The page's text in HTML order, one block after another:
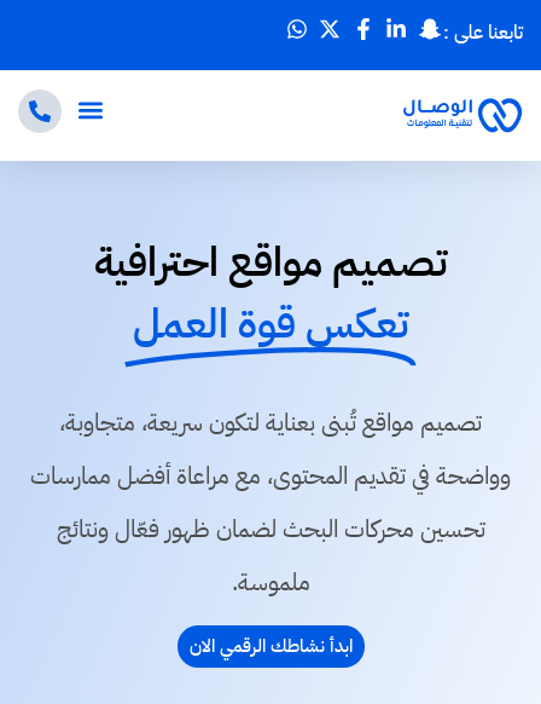
تابعنا على :
تصميم مواقع احترافية
تعكس قوة العمل
تصميم مواقع تُبنى بعناية لتكون سريعة، متجاوبة،
وواضحة في تقديم المحتوى، مع مراعاة أفضل ممارسات
تحسين محركات البحث لضمان ظهور فعّال ونتائج
ملموسة.
ابدأ نشاطك الرقمي الان